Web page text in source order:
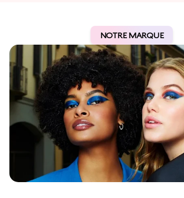
NOTRE MARQUE